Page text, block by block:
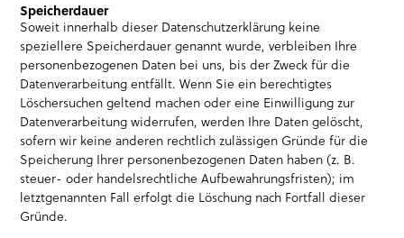
Speicherdauer
Soweit innerhalb dieser Datenschutzerklärung keine
speziellere Speicherdauer genannt wurde, verbleiben Ihre
personenbezogenen Daten bei uns, bis der Zweck für die
Datenverarbeitung entfällt. Wenn Sie ein berechtigtes
Löschersuchen geltend machen oder eine Einwilligung zur
Datenverarbeitung widerrufen, werden Ihre Daten gelöscht,
sofern wir keine anderen rechtlich zulässigen Gründe für die
Speicherung Ihrer personenbezogenen Daten haben (z. B.
steuer- oder handelsrechtliche Aufbewahrungsfristen); im
letztgenannten Fall erfolgt die Löschung nach Fortfall dieser
Gründe.